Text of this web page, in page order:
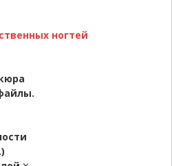
ногтей